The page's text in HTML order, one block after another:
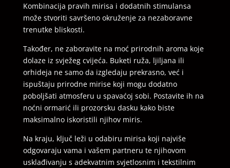
Kombinacija pravih mirisa i dodatnih stimulansa
može stvoriti savršeno okruženje za nezaboravne
trenutke bliskosti.
Također, ne zaboravite na moć prirodnih aroma koje
dolaze iz svježeg cvijeća. Buketi ruža, ljiljana ili
orhideja ne samo da izgledaju prekrasno, već i
ispuštaju prirodne mirise koji mogu dodatno
poboljšati atmosferu u spavaćoj sobi. Postavite ih na
noćni ormarić ili prozorsku dasku kako biste
maksimalno iskoristili njihov miris.
Na kraju, ključ leži u odabiru mirisa koji najviše
odgovaraju vama i vašem partneru te njihovom
usklađivanju s adekvatnim svjetlosnim i tekstilnim